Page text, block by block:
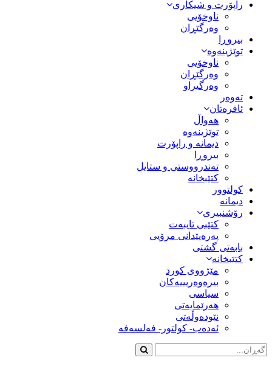
راپۆرت و شیکاری
ناوخۆیی
وەرگێڕان
بیروڕا
توێژینەوە
ناوخۆیی
وەرگێڕان
وەرگیراو
تەوەر
ئافرەتان
هەواڵ
توێژینەوە
دیمانە و راپۆرت
بیروڕا
تەندرووستی و ستایل
کتێبخانە
کولتوور
دیمانە
رۆشنبیری
کتێبی تایبەت
پەرەپێدانی مرۆیی
بابەتی گشتی
کتێبخانە
مێژووى کورد
بیرەوەریییەکان
سیاسى
هەرێمایەتی
نێودەوڵەتی
ئەدەب- کولتور- فەلسەفە